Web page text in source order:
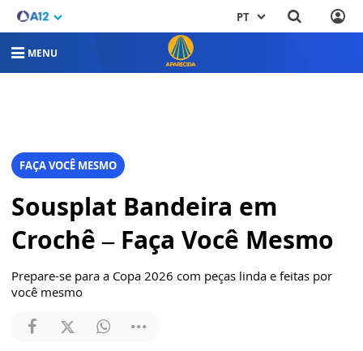
PT
MENU
FAÇA VOCÊ MESMO
Sousplat Bandeira em
Crochê – Faça Você Mesmo
Prepare-se para a Copa 2026 com peças linda e feitas por
você mesmo